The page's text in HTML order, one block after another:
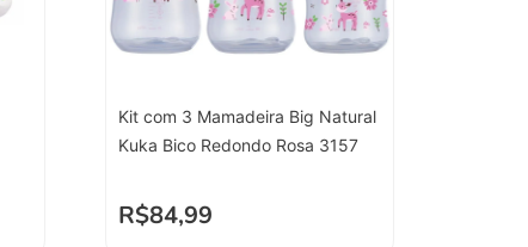
Kit com 3 Mamadeira Big Natural
Kuka Bico Redondo Rosa 3157
R$84,99